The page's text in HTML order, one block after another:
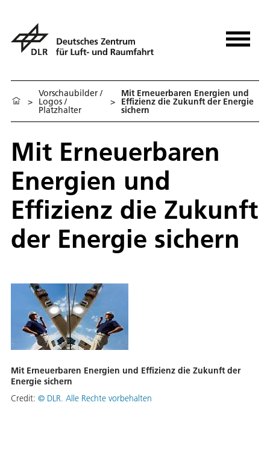
>
Vorschaubilder /
Logos /
Platzhalter
>
Mit Erneuerbaren Energien und
Effizienz die Zukunft der Energie
sichern
Mit Erneuerbaren
Energien und
Effizienz die Zukunft
der Energie sichern
Mit Erneuerbaren Energien und Effizienz die Zukunft der
Energie sichern
Credit: © DLR. Alle Rechte vorbehalten